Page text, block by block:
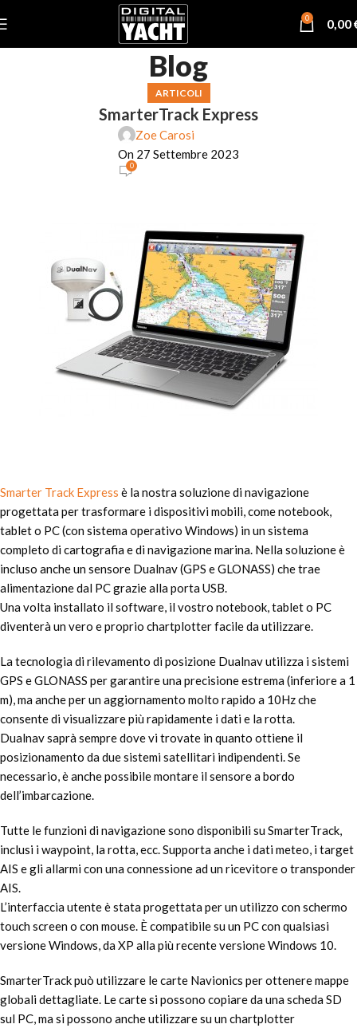
0 0,00
Blog
ARTICOLI
SmarterTrack Express
Zoe Carosi
On 27 Settembre 2023
0
Smarter Track Express è la nostra soluzione di navigazione
progettata per trasformare i dispositivi mobili, come notebook,
tablet o PC (con sistema operativo Windows) in un sistema
completo di cartografia e di navigazione marina. Nella soluzione è
incluso anche un sensore Dualnav (GPS e GLONASS) che trae
alimentazione dal PC grazie alla porta USB.
Una volta installato il software, il vostro notebook, tablet o PC
diventerà un vero e proprio chartplotter facile da utilizzare.
La tecnologia di rilevamento di posizione Dualnav utilizza i sistemi
GPS e GLONASS per garantire una precisione estrema (inferiore a 1
m), ma anche per un aggiornamento molto rapido a 10Hz che
consente di visualizzare più rapidamente i dati e la rotta.
Dualnav saprà sempre dove vi trovate in quanto ottiene il
posizionamento da due sistemi satellitari indipendenti. Se
necessario, è anche possibile montare il sensore a bordo
dell’imbarcazione.
Tutte le funzioni di navigazione sono disponibili su SmarterTrack,
inclusi i waypoint, la rotta, ecc. Supporta anche i dati meteo, i target
AIS e gli allarmi con una connessione ad un ricevitore o transponder
AIS.
L’interfaccia utente è stata progettata per un utilizzo con schermo
touch screen o con mouse. È compatibile su un PC con qualsiasi
versione Windows, da XP alla più recente versione Windows 10.
SmarterTrack può utilizzare le carte Navionics per ottenere mappe
globali dettagliate. Le carte si possono copiare da una scheda SD
sul PC, ma si possono anche utilizzare su un chartplotter